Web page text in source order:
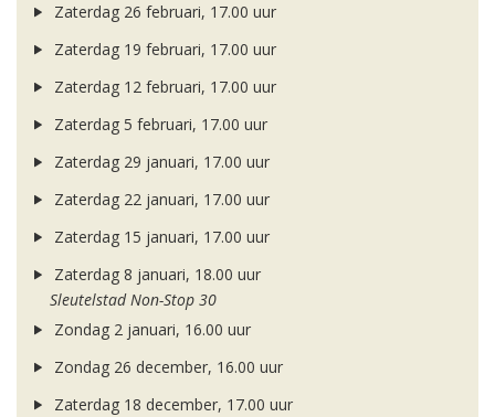
Zaterdag 26 februari, 17.00 uur
Zaterdag 19 februari, 17.00 uur
Zaterdag 12 februari, 17.00 uur
Zaterdag 5 februari, 17.00 uur
Zaterdag 29 januari, 17.00 uur
Zaterdag 22 januari, 17.00 uur
Zaterdag 15 januari, 17.00 uur
Zaterdag 8 januari, 18.00 uur
Sleutelstad Non-Stop 30
Zondag 2 januari, 16.00 uur
Zondag 26 december, 16.00 uur
Zaterdag 18 december, 17.00 uur